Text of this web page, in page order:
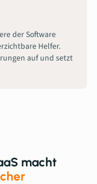
der Software
Helfer.
auf und setzt
macht